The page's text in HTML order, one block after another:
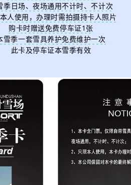
季日场、夜场通用不计时、不计次
人使用，办理时需拍摄持卡人照片
购卡时赠送免费停车证1张
雪季一套雪具养护免费维护一次
此卡及停车证本雪季有效